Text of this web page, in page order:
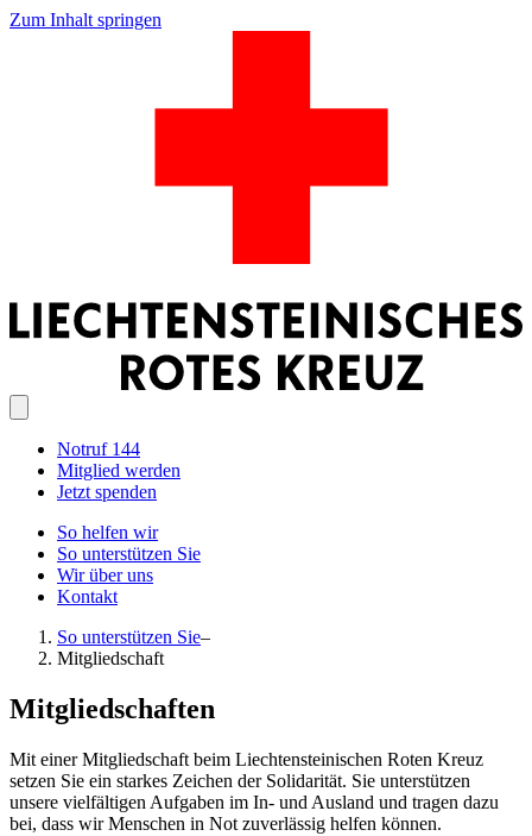
Zum Inhalt springen
Notruf 144
Mitglied werden
Jetzt spenden
So helfen wir
So unterstützen Sie
Wir über uns
Kontakt
So unterstützen Sie–
Mitgliedschaft
Mitgliedschaften
Mit einer Mitgliedschaft beim Liechtensteinischen Roten Kreuz
setzen Sie ein starkes Zeichen der Solidarität. Sie unterstützen
unsere vielfältigen Aufgaben im In- und Ausland und tragen dazu
bei, dass wir Menschen in Not zuverlässig helfen können.